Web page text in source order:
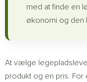
med at finde en
økonomi og den
At vælge
produkt og en pris.